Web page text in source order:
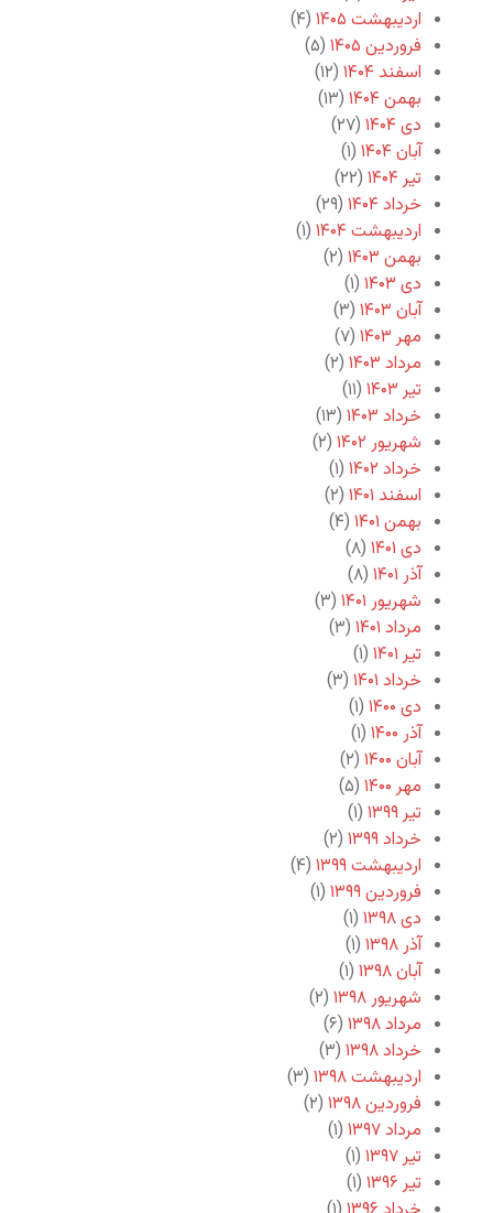
اردیبهشت ۱۴۰۵
(۴)
فروردین ۱۴۰۵
(۵)
اسفند ۱۴۰۴
(۱۲)
بهمن ۱۴۰۴
(۱۳)
دی ۱۴۰۴
(۲۷)
آبان ۱۴۰۴
(۱)
تیر ۱۴۰۴
(۲۲)
خرداد ۱۴۰۴
(۲۹)
اردیبهشت ۱۴۰۴
(۱)
بهمن ۱۴۰۳
(۲)
دی ۱۴۰۳
(۱)
آبان ۱۴۰۳
(۳)
مهر ۱۴۰۳
(۷)
مرداد ۱۴۰۳
(۲)
تیر ۱۴۰۳
(۱۱)
خرداد ۱۴۰۳
(۱۳)
شهریور ۱۴۰۲
(۲)
خرداد ۱۴۰۲
(۱)
اسفند ۱۴۰۱
(۲)
بهمن ۱۴۰۱
(۴)
دی ۱۴۰۱
(۸)
آذر ۱۴۰۱
(۸)
شهریور ۱۴۰۱
(۳)
مرداد ۱۴۰۱
(۳)
تیر ۱۴۰۱
(۱)
خرداد ۱۴۰۱
(۳)
دی ۱۴۰۰
(۱)
آذر ۱۴۰۰
(۱)
آبان ۱۴۰۰
(۲)
مهر ۱۴۰۰
(۵)
تیر ۱۳۹۹
(۱)
خرداد ۱۳۹۹
(۲)
اردیبهشت ۱۳۹۹
(۴)
فروردین ۱۳۹۹
(۱)
دی ۱۳۹۸
(۱)
آذر ۱۳۹۸
(۱)
آبان ۱۳۹۸
(۱)
شهریور ۱۳۹۸
(۲)
مرداد ۱۳۹۸
(۶)
خرداد ۱۳۹۸
(۳)
اردیبهشت ۱۳۹۸
(۳)
فروردین ۱۳۹۸
(۲)
مرداد ۱۳۹۷
(۱)
تیر ۱۳۹۷
(۱)
تیر ۱۳۹۶
(۱)